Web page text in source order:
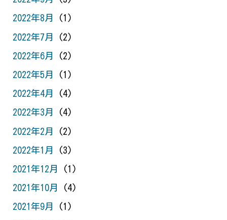
2022年8月 (1)
2022年7月 (2)
2022年6月 (2)
2022年5月 (1)
2022年4月 (4)
2022年3月 (4)
2022年2月 (2)
2022年1月 (3)
2021年12月 (1)
2021年10月 (4)
2021年9月 (1)